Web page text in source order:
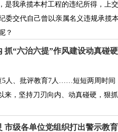
是我承揽本村工程的违纪所得，上
委交代自己曾以亲属名义违规承揽
？
抓“六治六提”作风建设动真碰硬
5人、批评教育7人……短短两周时间
来，坚持刀刃向内、动真碰硬，狠
市级各单位党组织打出警示教